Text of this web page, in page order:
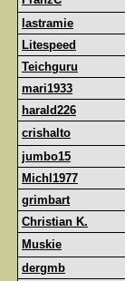
lastramie
Litespeed
Teichguru
mari1933
harald226
crishalto
jumbo15
Michl1977
grimbart
Christian K.
Muskie
dergmb